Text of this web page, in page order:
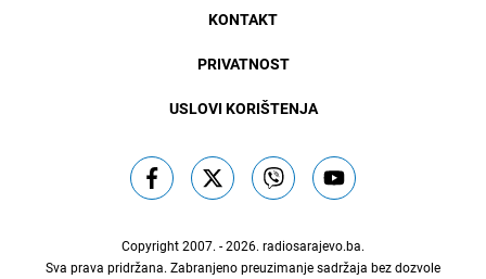
KONTAKT
PRIVATNOST
USLOVI KORIŠTENJA
Copyright 2007. - 2026. radiosarajevo.ba.
Sva prava pridržana. Zabranjeno preuzimanje sadržaja bez dozvole